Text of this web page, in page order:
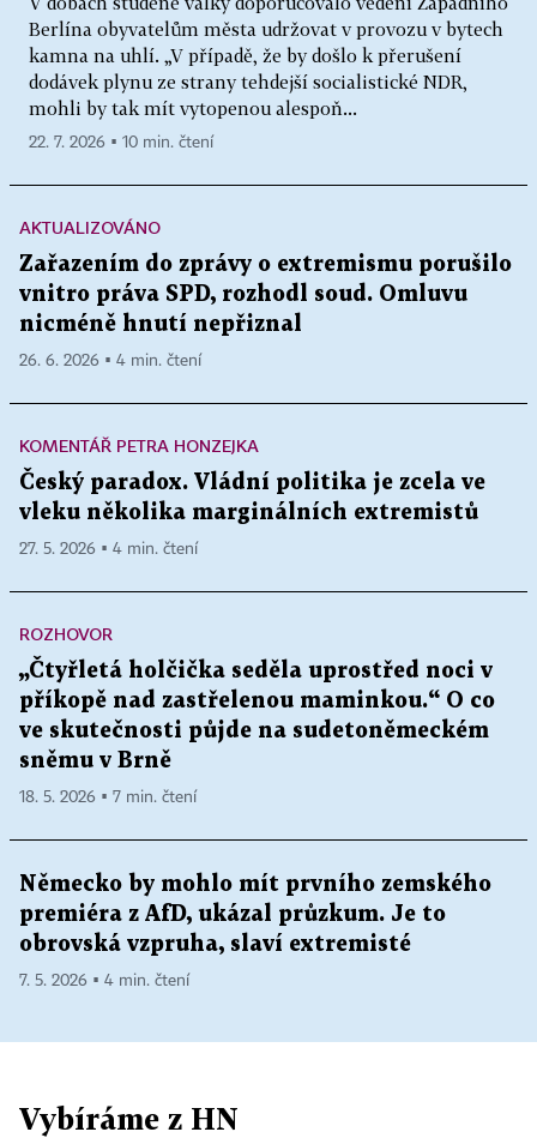
Berlína obyvatelům města udržovat v provozu v bytech
kamna na uhlí. „V případě, že by došlo k přerušení
dodávek plynu ze strany tehdejší socialistické NDR,
mohli by tak mít vytopenou alespoň...
22. 7. 2026 ▪ 10 min. čtení
AKTUALIZOVÁNO
Zařazením do zprávy o extremismu porušilo
vnitro práva SPD, rozhodl soud. Omluvu
nicméně hnutí nepřiznal
26. 6. 2026 ▪ 4 min. čtení
KOMENTÁŘ PETRA HONZEJKA
Český paradox. Vládní politika je zcela ve
vleku několika marginálních extremistů
27. 5. 2026 ▪ 4 min. čtení
ROZHOVOR
„Čtyřletá holčička seděla uprostřed noci v
příkopě nad zastřelenou maminkou.“ O co
ve skutečnosti půjde na sudetoněmeckém
sněmu v Brně
18. 5. 2026 ▪ 7 min. čtení
Německo by mohlo mít prvního zemského
premiéra z AfD, ukázal průzkum. Je to
obrovská vzpruha, slaví extremisté
7. 5. 2026 ▪ 4 min. čtení
Vybíráme z HN